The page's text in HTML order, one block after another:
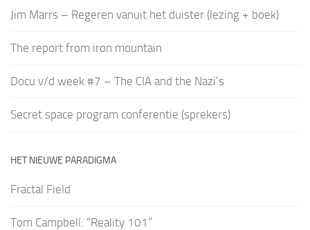
Jim Marrs – Regeren vanuit het duister (lezing + boek)
The report from iron mountain
Docu v/d week #7 – The CIA and the Nazi’s
Secret space program conferentie (sprekers)
HET NIEUWE PARADIGMA
Fractal Field
Tom Campbell: “Reality 101”